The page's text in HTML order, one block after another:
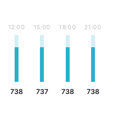
12:00
738
15:00
737
18:00
738
21:00
738